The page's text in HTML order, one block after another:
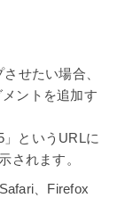
せたい場合、
ントを追加す
」というURLに
されます。
、Firefox